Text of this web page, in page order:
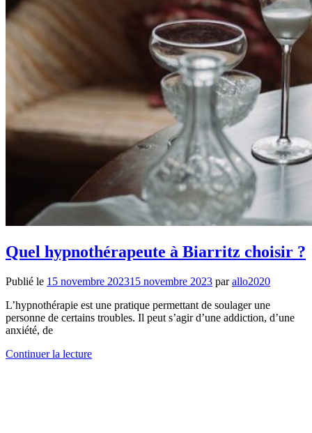
Quel hypnothérapeute à Biarritz choisir ?
Publié le 15 novembre 202315 novembre 2023 parallo2020
L’hypnothérapie est une pratique permettant de soulager une
personne de certains troubles. Il peut s’agir d’une addiction, d’une
anxiété, de
Continuer la lecture